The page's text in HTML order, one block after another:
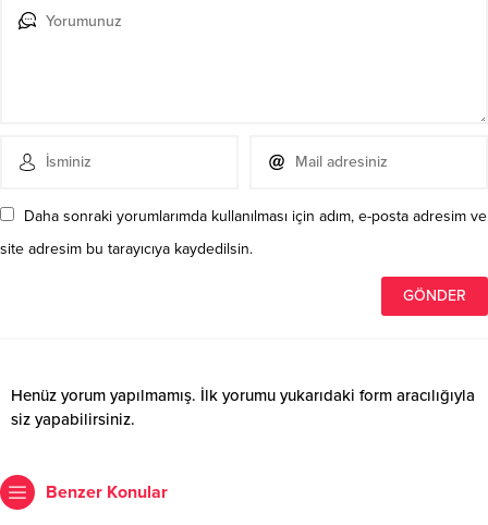
Daha sonraki yorumlarımda kullanılması için adım, e-posta adresim ve
site adresim bu tarayıcıya kaydedilsin.
Henüz yorum yapılmamış. İlk yorumu yukarıdaki form aracılığıyla
siz yapabilirsiniz.
Benzer Konular